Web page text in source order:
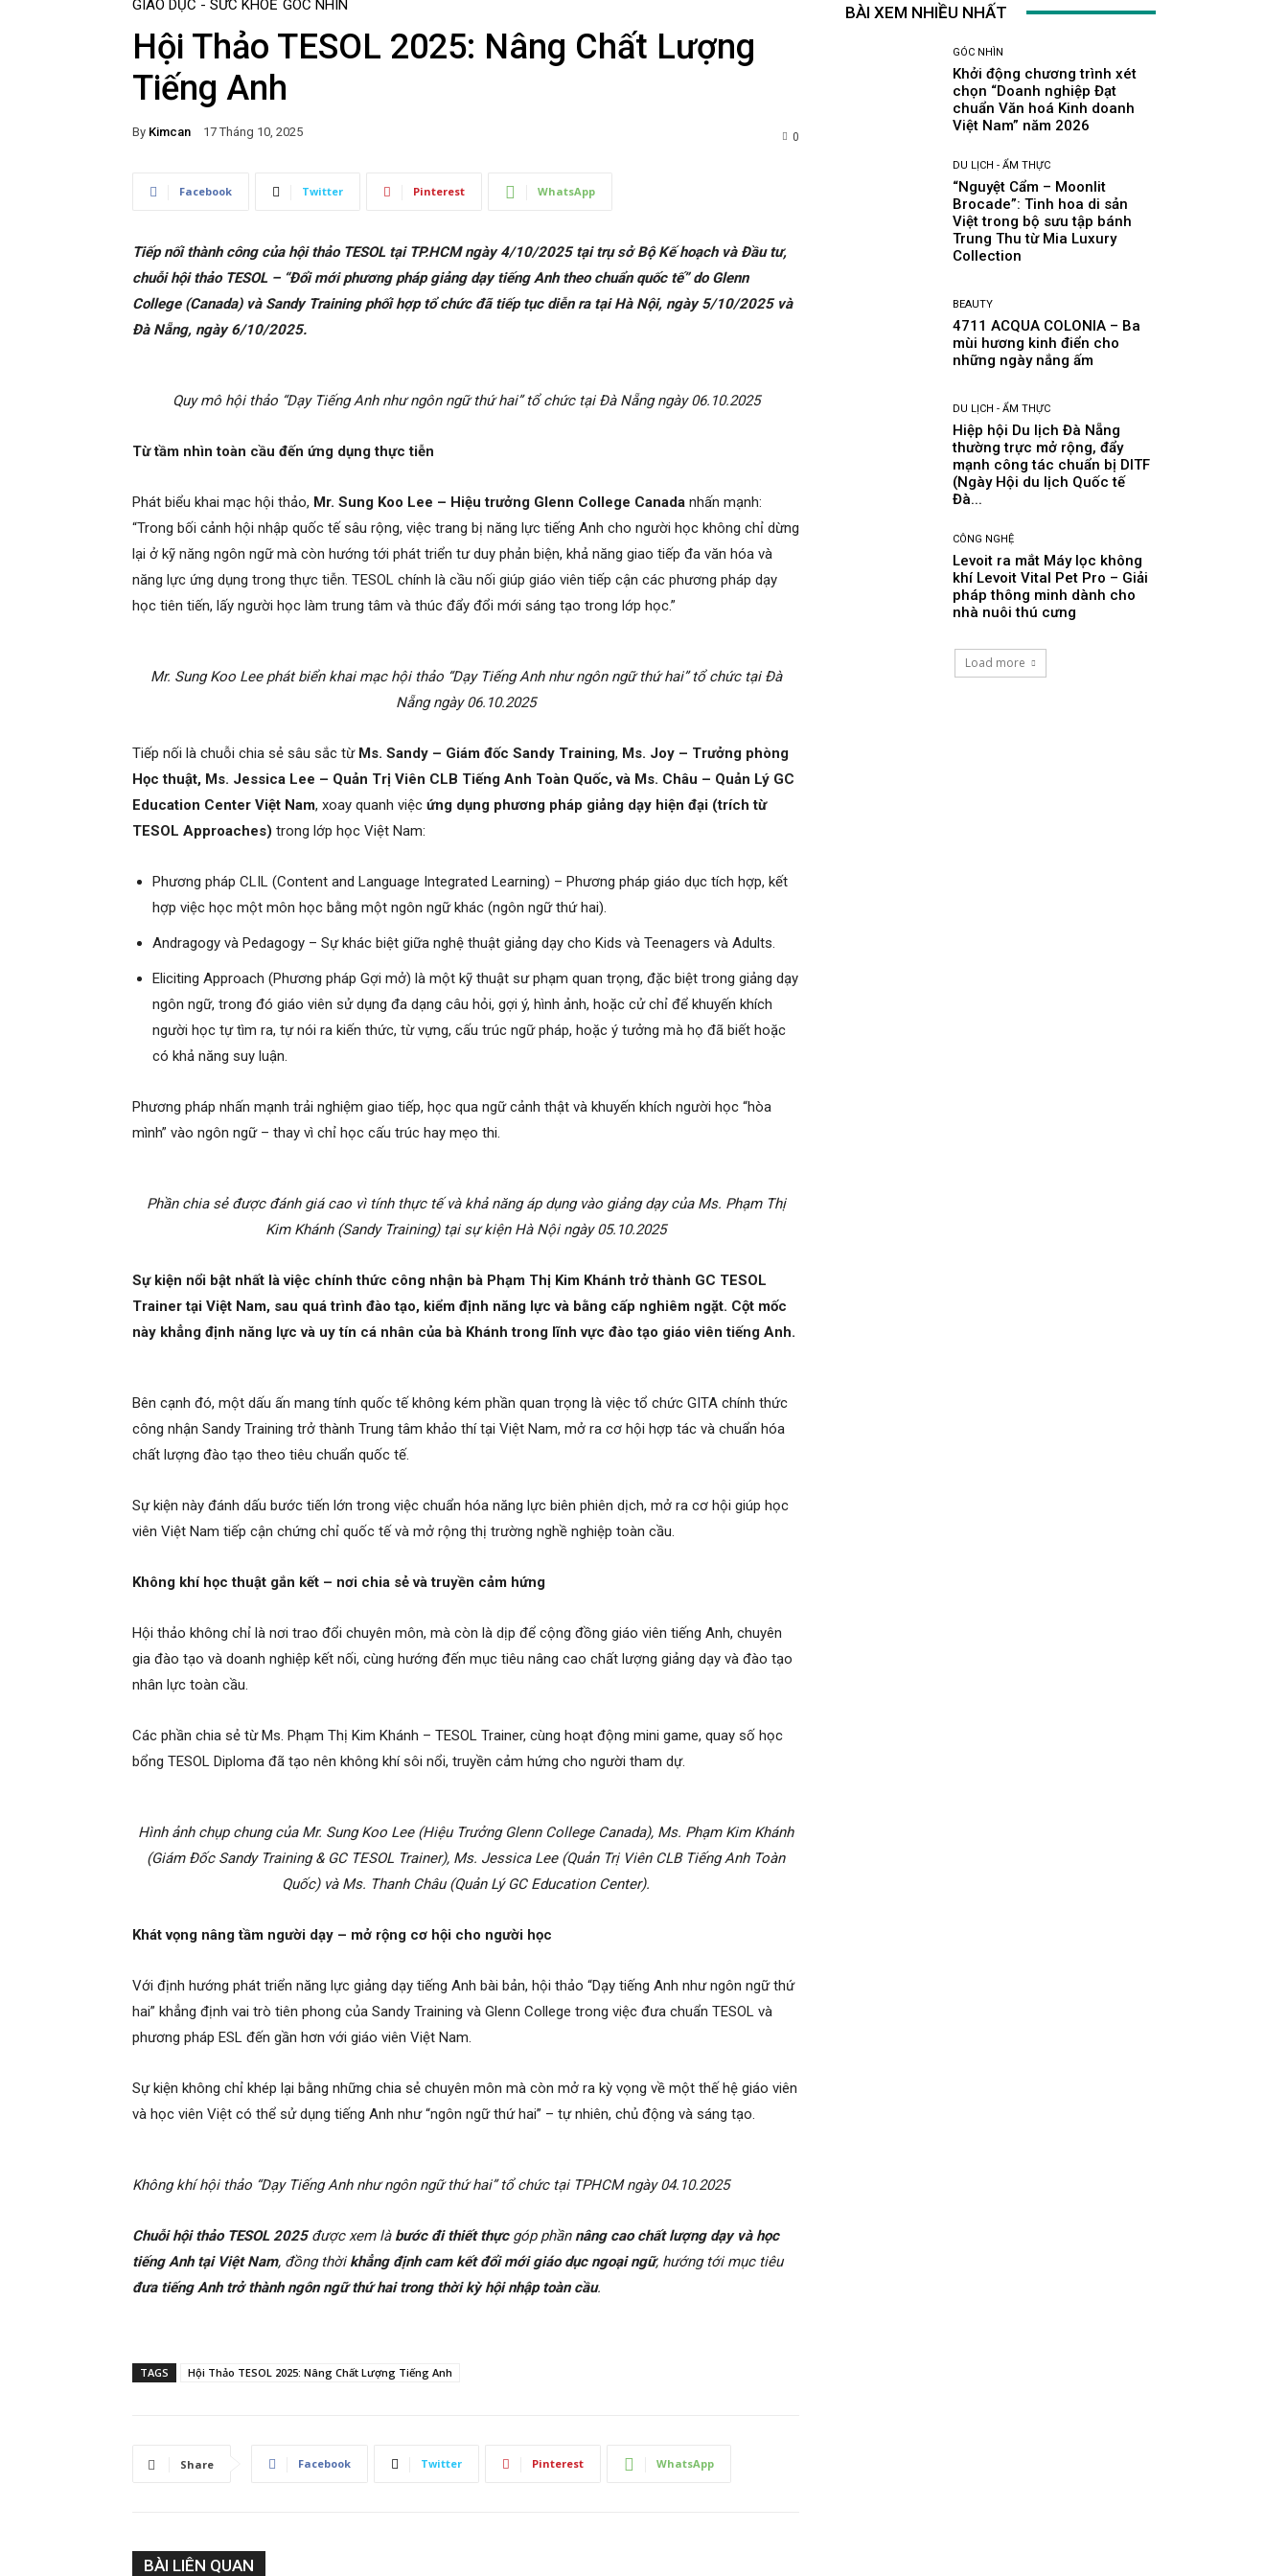
GIÁO DỤC - SỨC KHOẺ GÓC NHÌN
Hội Thảo TESOL 2025: Nâng Chất Lượng
Tiếng Anh
By Kimcan 17 Tháng 10, 2025 0
Facebook Twitter Pinterest WhatsApp
Tiếp nối thành công của hội thảo TESOL tại TP.HCM ngày 4/10/2025 tại trụ sở Bộ Kế hoạch và Đầu tư,
chuỗi hội thảo TESOL – “Đổi mới phương pháp giảng dạy tiếng Anh theo chuẩn quốc tế” do Glenn
College (Canada) và Sandy Training phối hợp tổ chức đã tiếp tục diễn ra tại Hà Nội, ngày 5/10/2025 và
Đà Nẵng, ngày 6/10/2025.
Quy mô hội thảo “Dạy Tiếng Anh như ngôn ngữ thứ hai” tổ chức tại Đà Nẵng ngày 06.10.2025
Từ tầm nhìn toàn cầu đến ứng dụng thực tiễn
Phát biểu khai mạc hội thảo, Mr. Sung Koo Lee – Hiệu trưởng Glenn College Canada nhấn mạnh:
“Trong bối cảnh hội nhập quốc tế sâu rộng, việc trang bị năng lực tiếng Anh cho người học không chỉ dừng
lại ở kỹ năng ngôn ngữ mà còn hướng tới phát triển tư duy phản biện, khả năng giao tiếp đa văn hóa và
năng lực ứng dụng trong thực tiễn. TESOL chính là cầu nối giúp giáo viên tiếp cận các phương pháp dạy
học tiên tiến, lấy người học làm trung tâm và thúc đẩy đổi mới sáng tạo trong lớp học.”
Mr. Sung Koo Lee phát biển khai mạc hội thảo “Dạy Tiếng Anh như ngôn ngữ thứ hai” tổ chức tại Đà
Nẵng ngày 06.10.2025
Tiếp nối là chuỗi chia sẻ sâu sắc từ Ms. Sandy – Giám đốc Sandy Training, Ms. Joy – Trưởng phòng
Học thuật, Ms. Jessica Lee – Quản Trị Viên CLB Tiếng Anh Toàn Quốc, và Ms. Châu – Quản Lý GC
Education Center Việt Nam, xoay quanh việc ứng dụng phương pháp giảng dạy hiện đại (trích từ
TESOL Approaches) trong lớp học Việt Nam:
Phương pháp CLIL (Content and Language Integrated Learning) – Phương pháp giáo dục tích hợp, kết
hợp việc học một môn học bằng một ngôn ngữ khác (ngôn ngữ thứ hai).
Andragogy và Pedagogy – Sự khác biệt giữa nghệ thuật giảng dạy cho Kids và Teenagers và Adults.
Eliciting Approach (Phương pháp Gợi mở) là một kỹ thuật sư phạm quan trọng, đặc biệt trong giảng dạy
ngôn ngữ, trong đó giáo viên sử dụng đa dạng câu hỏi, gợi ý, hình ảnh, hoặc cử chỉ để khuyến khích
người học tự tìm ra, tự nói ra kiến thức, từ vựng, cấu trúc ngữ pháp, hoặc ý tưởng mà họ đã biết hoặc
có khả năng suy luận.
Phương pháp nhấn mạnh trải nghiệm giao tiếp, học qua ngữ cảnh thật và khuyến khích người học “hòa
mình” vào ngôn ngữ – thay vì chỉ học cấu trúc hay mẹo thi.
Phần chia sẻ được đánh giá cao vì tính thực tế và khả năng áp dụng vào giảng dạy của Ms. Phạm Thị
Kim Khánh (Sandy Training) tại sự kiện Hà Nội ngày 05.10.2025
Sự kiện nổi bật nhất là việc chính thức công nhận bà Phạm Thị Kim Khánh trở thành GC TESOL
Trainer tại Việt Nam, sau quá trình đào tạo, kiểm định năng lực và bằng cấp nghiêm ngặt. Cột mốc
này khẳng định năng lực và uy tín cá nhân của bà Khánh trong lĩnh vực đào tạo giáo viên tiếng Anh.
Bên cạnh đó, một dấu ấn mang tính quốc tế không kém phần quan trọng là việc tổ chức GITA chính thức
công nhận Sandy Training trở thành Trung tâm khảo thí tại Việt Nam, mở ra cơ hội hợp tác và chuẩn hóa
chất lượng đào tạo theo tiêu chuẩn quốc tế.
Sự kiện này đánh dấu bước tiến lớn trong việc chuẩn hóa năng lực biên phiên dịch, mở ra cơ hội giúp học
viên Việt Nam tiếp cận chứng chỉ quốc tế và mở rộng thị trường nghề nghiệp toàn cầu.
Không khí học thuật gắn kết – nơi chia sẻ và truyền cảm hứng
Hội thảo không chỉ là nơi trao đổi chuyên môn, mà còn là dịp để cộng đồng giáo viên tiếng Anh, chuyên
gia đào tạo và doanh nghiệp kết nối, cùng hướng đến mục tiêu nâng cao chất lượng giảng dạy và đào tạo
nhân lực toàn cầu.
Các phần chia sẻ từ Ms. Phạm Thị Kim Khánh – TESOL Trainer, cùng hoạt động mini game, quay số học
bổng TESOL Diploma đã tạo nên không khí sôi nổi, truyền cảm hứng cho người tham dự.
Hình ảnh chụp chung của Mr. Sung Koo Lee (Hiệu Trưởng Glenn College Canada), Ms. Phạm Kim Khánh
(Giám Đốc Sandy Training & GC TESOL Trainer), Ms. Jessica Lee (Quản Trị Viên CLB Tiếng Anh Toàn
Quốc) và Ms. Thanh Châu (Quản Lý GC Education Center).
Khát vọng nâng tầm người dạy – mở rộng cơ hội cho người học
Với định hướng phát triển năng lực giảng dạy tiếng Anh bài bản, hội thảo “Dạy tiếng Anh như ngôn ngữ thứ
hai” khẳng định vai trò tiên phong của Sandy Training và Glenn College trong việc đưa chuẩn TESOL và
phương pháp ESL đến gần hơn với giáo viên Việt Nam.
Sự kiện không chỉ khép lại bằng những chia sẻ chuyên môn mà còn mở ra kỳ vọng về một thế hệ giáo viên
và học viên Việt có thể sử dụng tiếng Anh như “ngôn ngữ thứ hai” – tự nhiên, chủ động và sáng tạo.
Không khí hội thảo “Dạy Tiếng Anh như ngôn ngữ thứ hai” tổ chức tại TPHCM ngày 04.10.2025
Chuỗi hội thảo TESOL 2025được xem là bước đi thiết thựcgóp phần nâng cao chất lượng dạy và học
tiếng Anh tại Việt Nam, đồng thời khẳng định cam kết đổi mới giáo dục ngoại ngữ, hướng tới mục tiêu
đưa tiếng Anh trở thành ngôn ngữ thứ hai trong thời kỳ hội nhập toàn cầu.
TAGS Hội Thảo TESOL 2025: Nâng Chất Lượng Tiếng Anh
Share Facebook Twitter Pinterest WhatsApp
BÀI LIÊN QUAN
BÀI XEM NHIỀU NHẤT
GÓC NHÌN
Khởi động chương trình xét
chọn “Doanh nghiệp Đạt
chuẩn Văn hoá Kinh doanh
Việt Nam” năm 2026
DU LỊCH - ẨM THỰC
“Nguyệt Cẩm – Moonlit
Brocade”: Tinh hoa di sản
Việt trong bộ sưu tập bánh
Trung Thu từ Mia Luxury
Collection
BEAUTY
4711 ACQUA COLONIA – Ba
mùi hương kinh điển cho
những ngày nắng ấm
DU LỊCH - ẨM THỰC
Hiệp hội Du lịch Đà Nẵng
thường trực mở rộng, đẩy
mạnh công tác chuẩn bị DITF
(Ngày Hội du lịch Quốc tế
Đà...
CÔNG NGHỆ
Levoit ra mắt Máy lọc không
khí Levoit Vital Pet Pro – Giải
pháp thông minh dành cho
nhà nuôi thú cưng
Load more